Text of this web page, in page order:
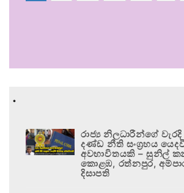
.
රාජ්‍ය නිලධාරීන්ගේ
දණ්ඩ නීති සංග්‍රහය
අවභාවිතයකි – සුනිල්
කොළඹ, රත්නපුර,
දිසාපති